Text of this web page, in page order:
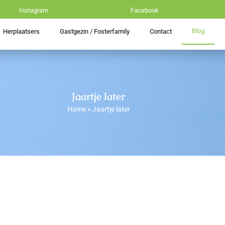
Instagram Facebook
Herplaatsers Gastgezin / Fosterfamily Contact Blog
Jaartje later
Home»Jaartje later